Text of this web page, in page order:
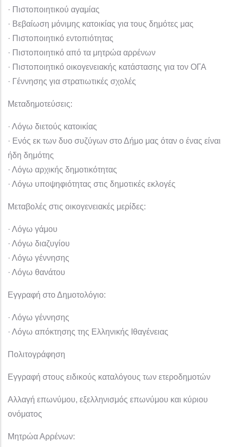
· Πιστοποιητικού αγαμίας
· Βεβαίωση μόνιμης κατοικίας για τους δημότες μας
· Πιστοποιητικό εντοπιότητας
· Πιστοποιητικό από τα μητρώα αρρένων
· Πιστοποιητικό οικογενειακής κατάστασης για τον ΟΓΑ
· Γέννησης για στρατιωτικές σχολές
Μεταδημοτεύσεις:
· Λόγω διετούς κατοικίας
· Ενός εκ των δυο συζύγων στο Δήμο μας όταν ο ένας είναι
ήδη δημότης
· Λόγω αρχικής δημοτικότητας
· Λόγω υποψηφιότητας στις δημοτικές εκλογές
Μεταβολές στις οικογενειακές μερίδες:
· Λόγω γάμου
· Λόγω διαζυγίου
· Λόγω γέννησης
· Λόγω θανάτου
Εγγραφή στο Δημοτολόγιο:
· Λόγω γέννησης
· Λόγω απόκτησης της Ελληνικής Ιθαγένειας
Πολιτογράφηση
Εγγραφή στους ειδικούς καταλόγους των ετεροδημοτών
Αλλαγή επωνύμου, εξελληνισμός επωνύμου και κύριου
ονόματος
Μητρώα Αρρένων: